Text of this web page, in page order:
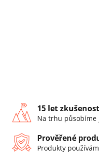
15 let
Na trhu působíme
Prověřené
Produkty